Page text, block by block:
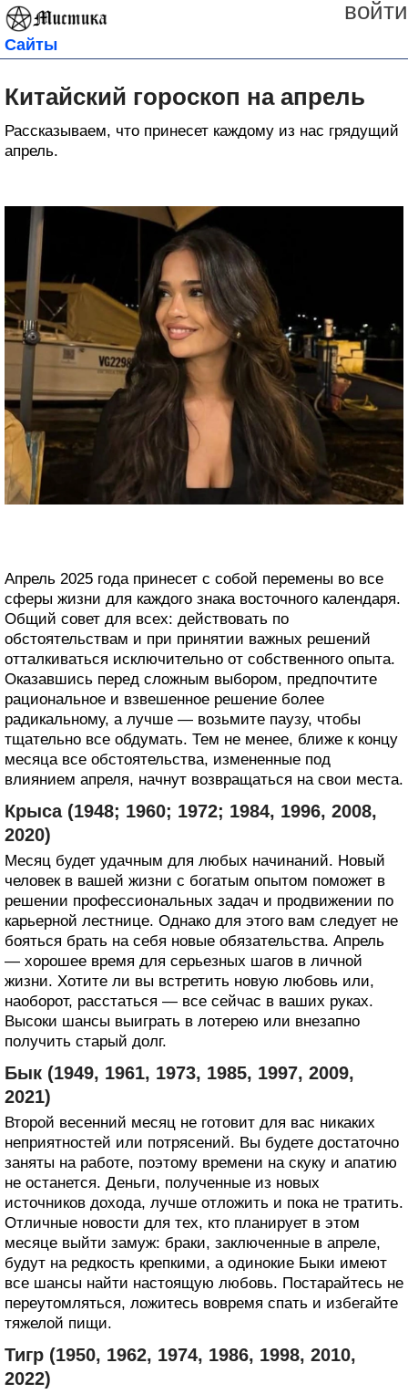
войти
Сайты
Китайский гороскоп на апрель
Рассказываем, что принесет каждому из нас грядущий
апрель.
Апрель 2025 года принесет с собой перемены во все
сферы жизни для каждого знака восточного календаря.
Общий совет для всех: действовать по
обстоятельствам и при принятии важных решений
отталкиваться исключительно от собственного опыта.
Оказавшись перед сложным выбором, предпочтите
рациональное и взвешенное решение более
радикальному, а лучше — возьмите паузу, чтобы
тщательно все обдумать. Тем не менее, ближе к концу
месяца все обстоятельства, измененные под
влиянием апреля, начнут возвращаться на свои места.
Крыса (1948; 1960; 1972; 1984, 1996, 2008,
2020)
Месяц будет удачным для любых начинаний. Новый
человек в вашей жизни с богатым опытом поможет в
решении профессиональных задач и продвижении по
карьерной лестнице. Однако для этого вам следует не
бояться брать на себя новые обязательства. Апрель
— хорошее время для серьезных шагов в личной
жизни. Хотите ли вы встретить новую любовь или,
наоборот, расстаться — все сейчас в ваших руках.
Высоки шансы выиграть в лотерею или внезапно
получить старый долг.
Бык (1949, 1961, 1973, 1985, 1997, 2009,
2021)
Второй весенний месяц не готовит для вас никаких
неприятностей или потрясений. Вы будете достаточно
заняты на работе, поэтому времени на скуку и апатию
не останется. Деньги, полученные из новых
источников дохода, лучше отложить и пока не тратить.
Отличные новости для тех, кто планирует в этом
месяце выйти замуж: браки, заключенные в апреле,
будут на редкость крепкими, а одинокие Быки имеют
все шансы найти настоящую любовь. Постарайтесь не
переутомляться, ложитесь вовремя спать и избегайте
тяжелой пищи.
Тигр (1950, 1962, 1974, 1986, 1998, 2010,
2022)